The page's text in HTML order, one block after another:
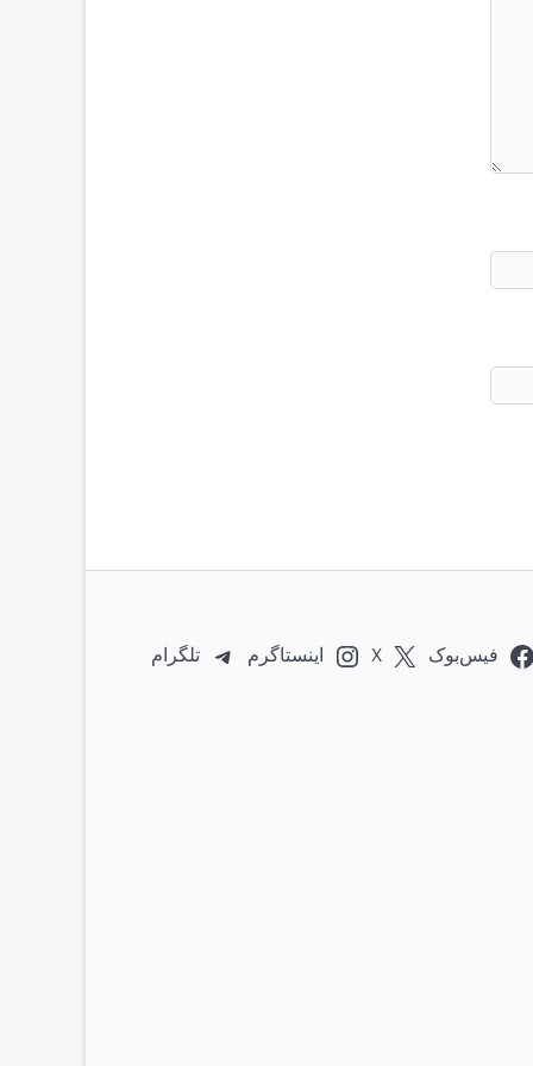
فیس‌بوک X اینستاگرم تلگرام